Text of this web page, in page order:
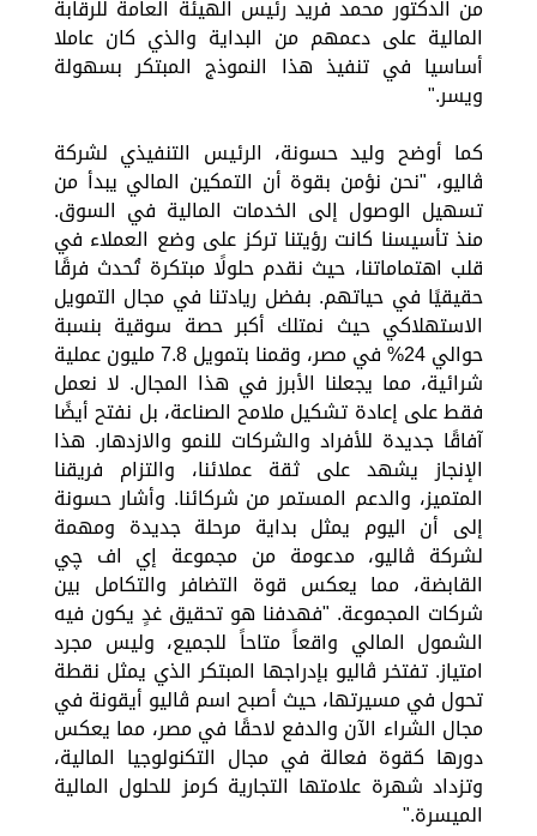
من الدكتور محمد فريد رئيس الهيئة العامة للرقابة
المالية على دعمهم من البداية والذي كان عاملا
أساسيا في تنفيذ هذا النموذج المبتكر بسهولة
ويسر."
كما أوضح وليد حسونة، الرئيس التنفيذي لشركة
ڤاليو، "نحن نؤمن بقوة أن التمكين المالي يبدأ من
تسهيل الوصول إلى الخدمات المالية في السوق.
منذ تأسيسنا كانت رؤيتنا تركز على وضع العملاء في
قلب اهتماماتنا، حيث نقدم حلولًا مبتكرة تُحدث فرقًا
حقيقيًا في حياتهم. بفضل ريادتنا في مجال التمويل
الاستهلاكي حيث نمتلك أكبر حصة سوقية بنسبة
حوالي 24% في مصر، وقمنا بتمويل 7.8 مليون عملية
شرائية، مما يجعلنا الأبرز في هذا المجال. لا نعمل
فقط على إعادة تشكيل ملامح الصناعة، بل نفتح أيضًا
آفاقًا جديدة للأفراد والشركات للنمو والازدهار. هذا
الإنجاز يشهد على ثقة عملائنا، والتزام فريقنا
المتميز، والدعم المستمر من شركائنا. وأشار حسونة
إلى أن اليوم يمثل بداية مرحلة جديدة ومهمة
لشركة ڤاليو، مدعومة من مجموعة إي اف چي
القابضة، مما يعكس قوة التضافر والتكامل بين
شركات المجموعة. "فهدفنا هو تحقيق غدٍ يكون فيه
الشمول المالي واقعاً متاحاً للجميع، وليس مجرد
امتياز. تفتخر ڤاليو بإدراجها المبتكر الذي يمثل نقطة
تحول في مسيرتها، حيث أصبح اسم ڤاليو أيقونة في
مجال الشراء الآن والدفع لاحقًا في مصر، مما يعكس
دورها كقوة فعالة في مجال التكنولوجيا المالية،
وتزداد شهرة علامتها التجارية كرمز للحلول المالية
الميسرة."